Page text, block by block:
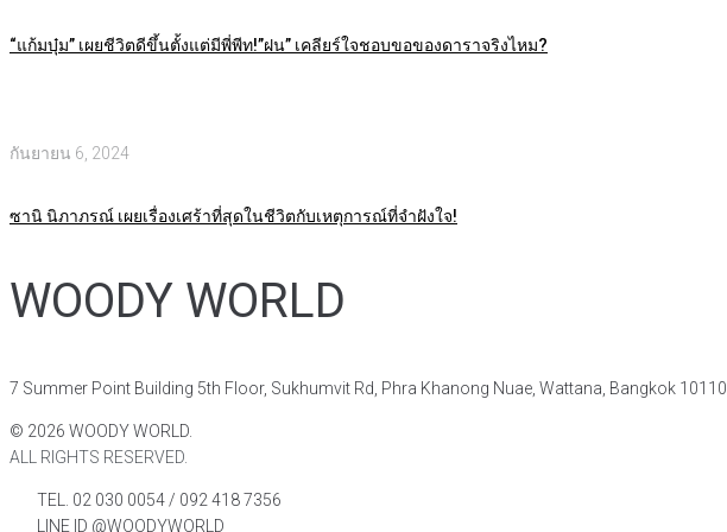
“แก้มบุ๋ม” เผยชีวิตดีขึ้นตั้งแต่มีพี่พีท!”ฝน” เคลียร์ใจชอบขอของดาราจริงไหม?
กันยายน 6, 2024
ซานิ นิภาภรณ์ เผยเรื่องเศร้าที่สุดในชีวิตกับเหตุการณ์ที่จำฝังใจ!
WOODY WORLD
7 Summer Point Building 5th Floor, Sukhumvit Rd, Phra Khanong Nuae, Wattana, Bangkok 10110
© 2026 WOODY WORLD.
ALL RIGHTS RESERVED.
TEL. 02 030 0054 / 092 418 7356
LINE ID @WOODYWORLD